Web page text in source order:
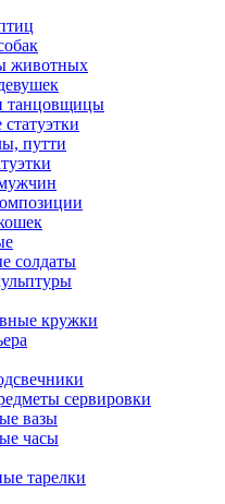
животных
танцовщицы
путти
солдаты
кружки
сервировки
вазы
часы
тарелки